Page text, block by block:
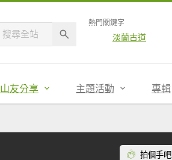
熱門關鍵字
淡蘭古道
山友分享 主題活動 專輯
拍個手吧